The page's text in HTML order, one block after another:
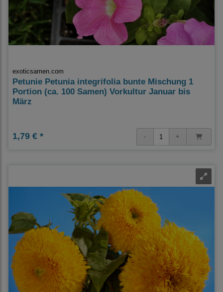
exoticsamen.com
Petunie Petunia integrifolia bunte Mischung 1
Portion (ca. 100 Samen) Vorkultur Januar bis
März
1,79 € *